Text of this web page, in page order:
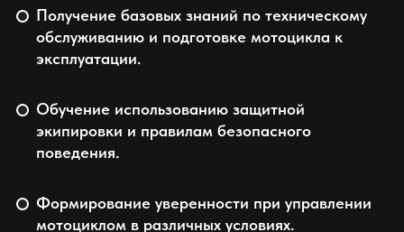
Получение базовых знаний по техническому
обслуживанию и подготовке мотоцикла к
эксплуатации.
Обучение использованию защитной
экипировки и правилам безопасного
поведения.
Формирование уверенности при управлении
мотоциклом в различных условиях.